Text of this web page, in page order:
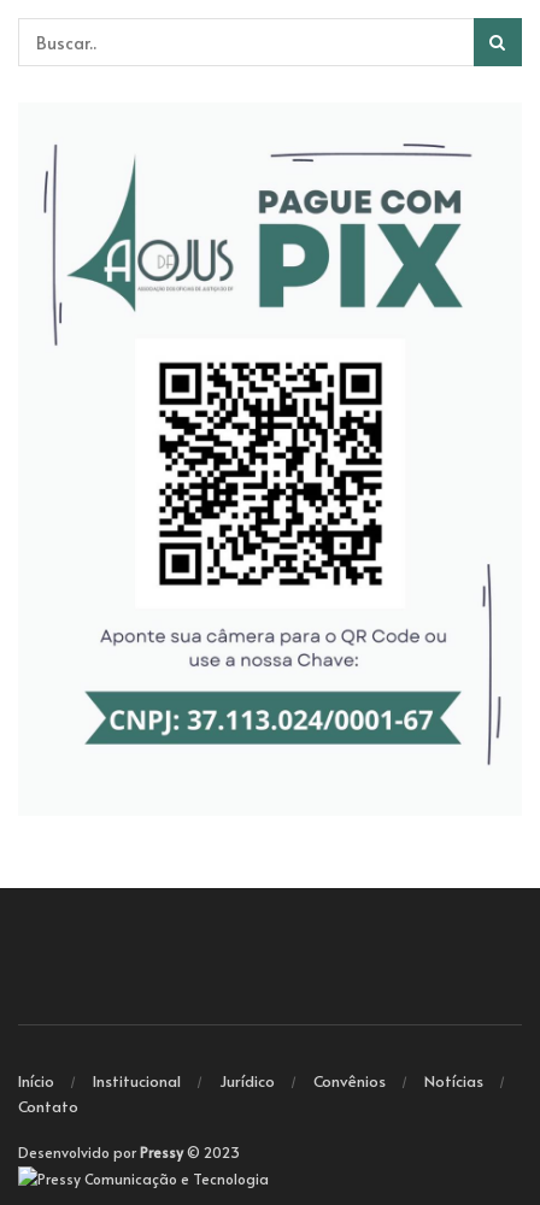
Início Institucional Jurídico Convênios
Notícias
Contato
Desenvolvido porPressy© 2023